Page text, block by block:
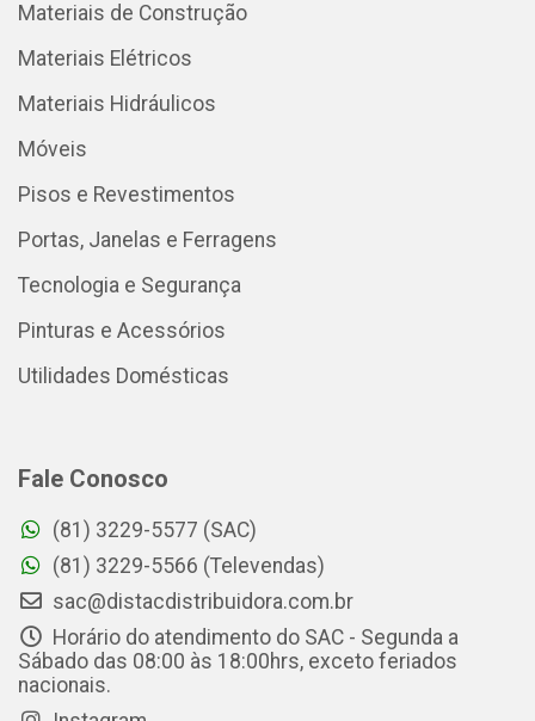
Materiais de Construção
Materiais Elétricos
Materiais Hidráulicos
Móveis
Pisos e Revestimentos
Portas, Janelas e Ferragens
Tecnologia e Segurança
Pinturas e Acessórios
Utilidades Domésticas
Fale Conosco
(81) 3229-5577 (SAC)
(81) 3229-5566 (Televendas)
sac@distacdistribuidora.com.br
Horário do atendimento do SAC - Segunda a
Sábado das 08:00 às 18:00hrs, exceto feriados
nacionais.